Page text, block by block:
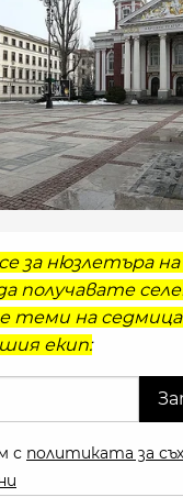
за нюзлетъра на
получавате
теми на
екип:
с политиката за